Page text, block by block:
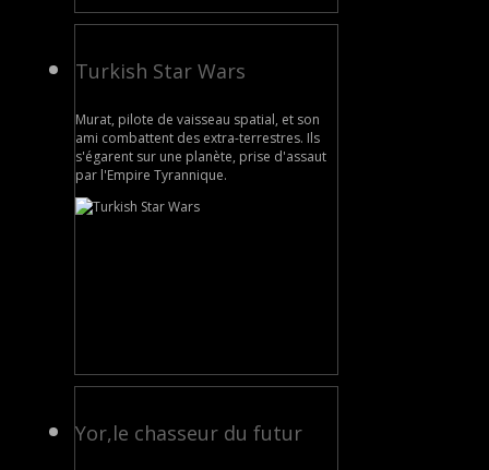
Turkish Star Wars
Murat, pilote de vaisseau spatial, et son
ami combattent des extra-terrestres. Ils
s'égarent sur une planète, prise d'assaut
par l'Empire Tyrannique.
Yor,le chasseur du futur